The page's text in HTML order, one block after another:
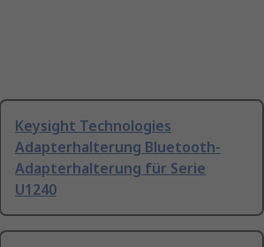
Keysight Technologies
Adapterhalterung Bluetooth-
Adapterhalterung für Serie
U1240